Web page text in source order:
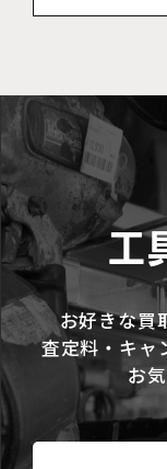
工
お好きな買
査定料・キャ
お